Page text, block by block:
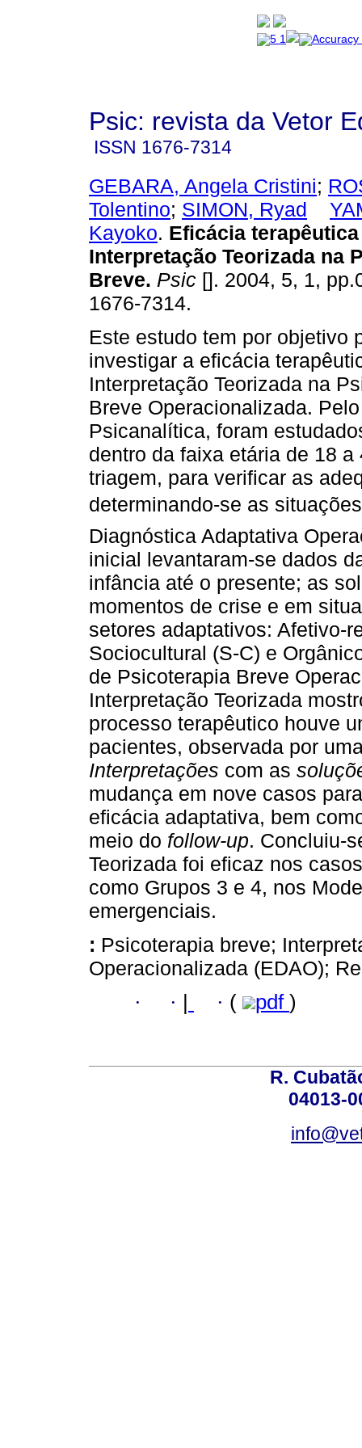
Psic: revista da Vetor
ISSN 1676-7314
GEBARA, Angela Cristini;
Tolentino; SIMON, Ryad
Kayoko. Eficácia
Interpretação Teorizada na
Breve. Psic []. 2004, 5, 1,
1676-7314.
Este estudo tem por objetivo
investigar a eficácia
Interpretação Teorizada na
Breve Operacionalizada.
Psicanalítica, foram
dentro da faixa etária de 18
triagem, para verificar as
determinando-se as
Diagnóstica Adaptativa
inicial levantaram-se dados
infância até o presente; as
momentos de crise e em
setores adaptativos: Afetivo-
Sociocultural (S-C) e
de Psicoterapia Breve
Interpretação Teorizada
processo terapêutico houve
pacientes, observada por
Interpretações com as
mudança em nove casos
eficácia adaptativa, bem
meio do follow-up. Concluiu-
Teorizada foi eficaz nos
como Grupos 3 e 4, nos
emergenciais.
: Psicoterapia breve;
Operacionalizada (EDAO);
· · · ( pdf )
R.
04013-